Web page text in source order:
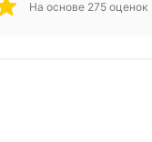
На основе 275 оценок